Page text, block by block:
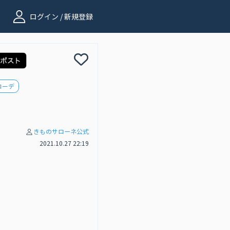
ログイン / 新規登録
ーデ
きものサローネ公式
2021.10.27 22:19